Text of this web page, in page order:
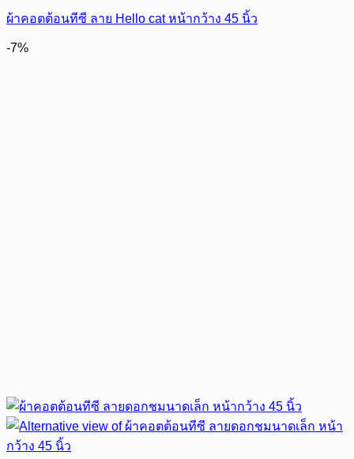
ผ้าคอตต้อนทีซี ลาย Hello cat หน้ากว้าง 45 นิ้ว
-7%